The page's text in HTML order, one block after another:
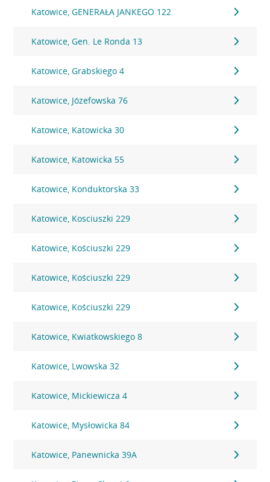
Katowice, GENERAŁA JANKEGO 122
Katowice, Gen. Le Ronda 13
Katowice, Grabskiego 4
Katowice, Józefowska 76
Katowice, Katowicka 30
Katowice, Katowicka 55
Katowice, Konduktorska 33
Katowice, Kosciuszki 229
Katowice, Kościuszki 229
Katowice, Kościuszki 229
Katowice, Kościuszki 229
Katowice, Kwiatkowskiego 8
Katowice, Lwowska 32
Katowice, Mickiewicza 4
Katowice, Mysłowicka 84
Katowice, Panewnicka 39A